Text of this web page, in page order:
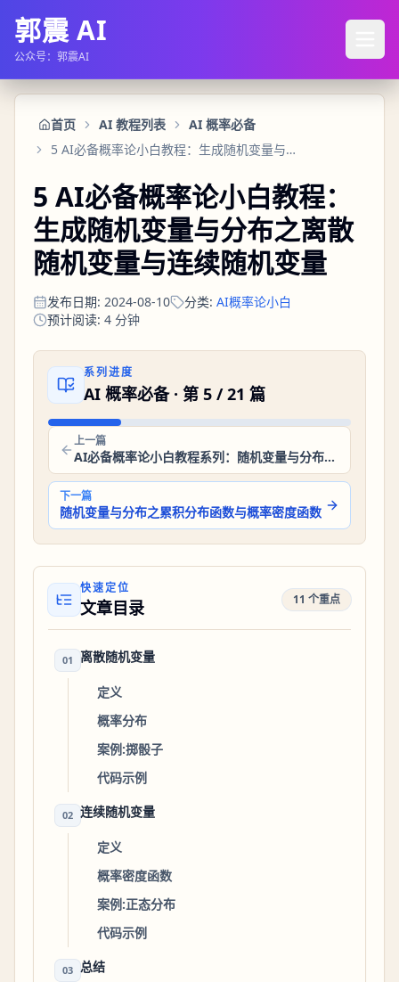
郭震 AI
公众号：郭震AI
首页 AI 教程列表
AI 概率必备
5 AI必备概率论小白教程：生成随机变量与分布之离散随机变量与连续随机变量
5 AI必备概率论小白教程：
生成随机变量与分布之离散
随机变量与连续随机变量
发布日期: 2024-08-10 分类: AI概率论小白
预计阅读: 4 分钟
系列进度
AI 概率必备· 第 5 /21 篇
上一篇
AI必备概率论小白教程系列：随机变量与分布之随机变量的定义
下一篇
随机变量与分布之累积分布函数与概率密度函数
快速定位
文章目录 11 个重点
01 离散随机变量
定义
概率分布
案例:掷骰子
代码示例
02 连续随机变量
定义
概率密度函数
案例:正态分布
代码示例
03 总结